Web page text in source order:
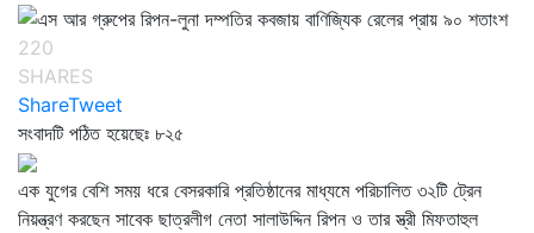
220
SHARES
ShareTweet
সংবাদটি পঠিত হয়েছেঃ ৮২৫
এক যুগের বেশি সময় ধরে বেসরকারি প্রতিষ্ঠানের মাধ্যমে পরিচালিত ৩২টি ট্রেন
নিয়ন্ত্রণ করছেন সাবেক ছাত্রলীগ নেতা সালাউদ্দিন রিপন ও তার স্ত্রী মিফতাহুল